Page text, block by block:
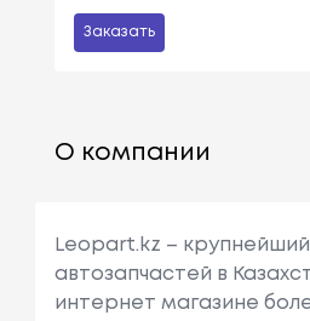
Заказать
О компании
Leopart.kz –
автозапчастей в
интернет магазине